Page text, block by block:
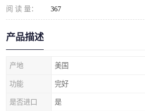
阅 读 量： 367
产品描述
产地 美国
功能 完好
是否进口 是